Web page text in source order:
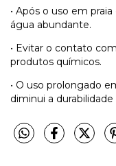
• Após o uso em
água abundante.
• Evitar o contato
produtos químicos.
• O uso prolongado
diminui a durabilidade